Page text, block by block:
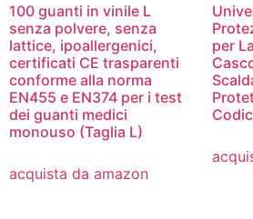
100 guanti in vinile L
senza polvere, senza
lattice, ipoallergenici,
certificati CE trasparenti
conforme alla norma
EN455 e EN374 per i test
dei guanti medici
monouso (Taglia L)
acquista da amazon
per